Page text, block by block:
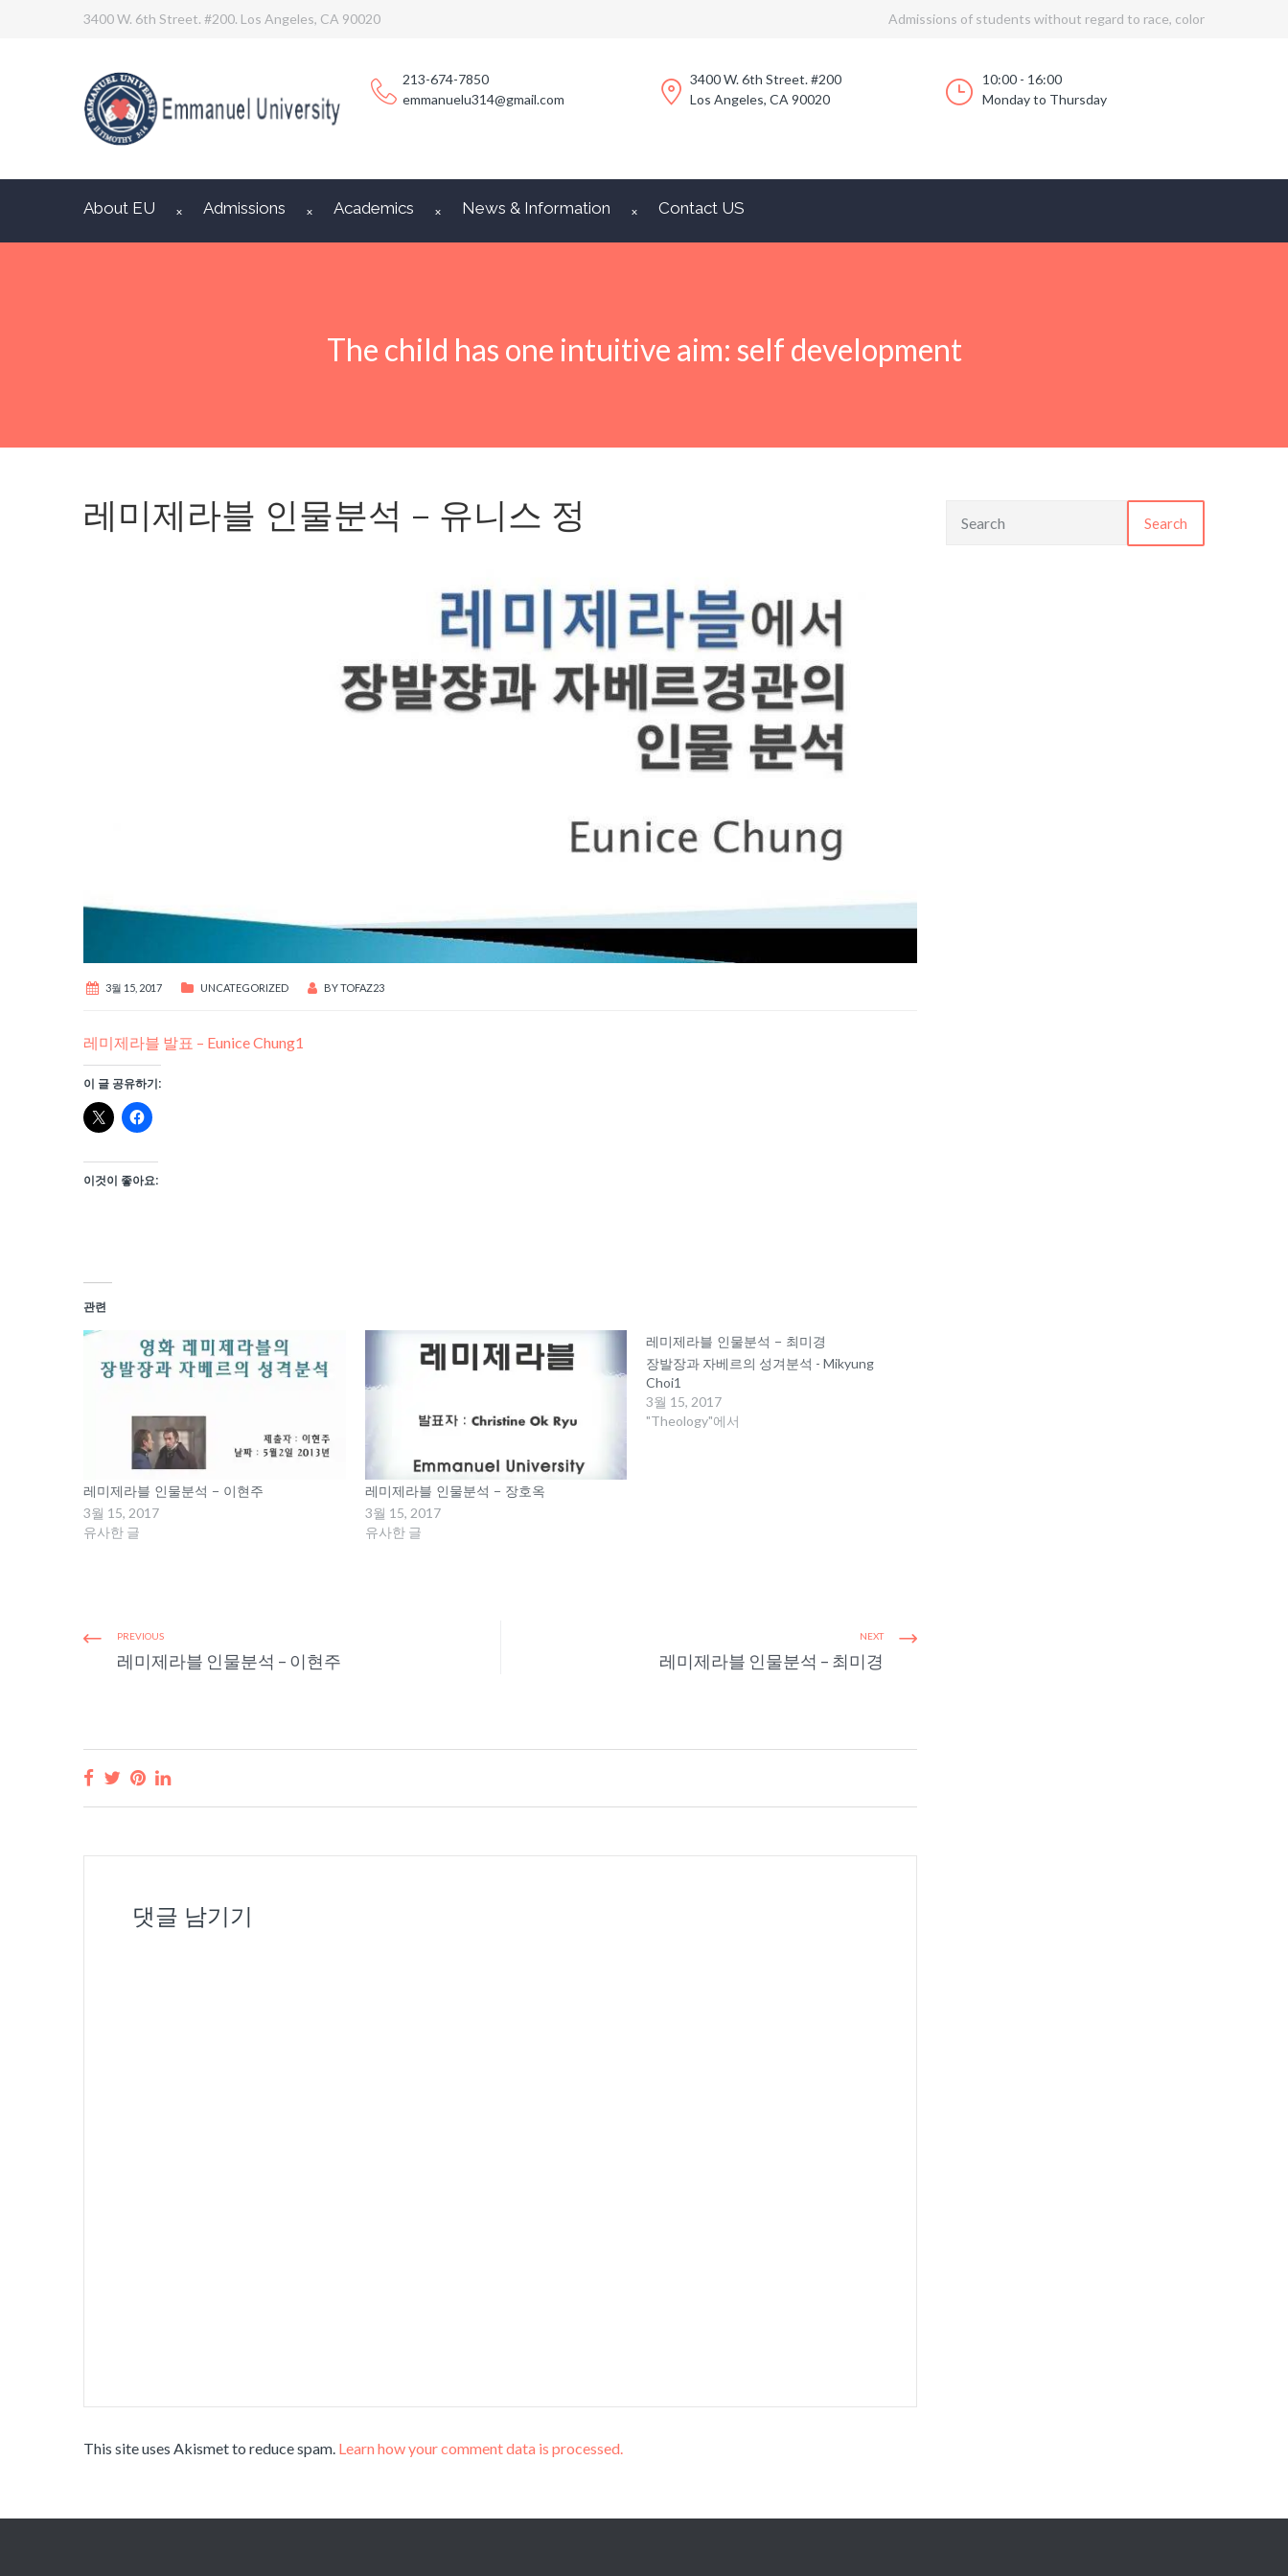
3400 W. 6th Street. #200. Los Angeles, CA 90020 Admissions of students without regard to race, color
213-674-7850
emmanuelu314@gmail.com
3400 W. 6th Street. #200
Los Angeles, CA 90020
10:00 - 16:00
Monday to Thursday
About EU Admissions Academics News & Information Contact US
The child has one intuitive aim: self development
레미제라블 인물분석 – 유니스 정
3월 15, 2017 UNCATEGORIZED BYTOFAZ23
레미제라블 발표 – Eunice Chung1
이 글 공유하기:
이것이 좋아요:
관련
레미제라블 인물분석 – 이현주
3월 15, 2017
유사한 글
레미제라블 인물분석 – 장호옥
3월 15, 2017
유사한 글
레미제라블 인물분석 – 최미경
장발장과 자베르의 성겨분석 - Mikyung
Choi1
3월 15, 2017
"Theology"에서
PREVIOUS
레미제라블 인물분석 – 이현주
NEXT
레미제라블 인물분석 – 최미경
댓글 남기기
This site uses Akismet to reduce spam. Learn how your comment data is processed.
Search